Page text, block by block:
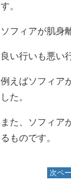
す。
ソフィアが肌身
良い行いも悪い
例えばソフィア
した。
また、ソフィア
るものです。
次ペ